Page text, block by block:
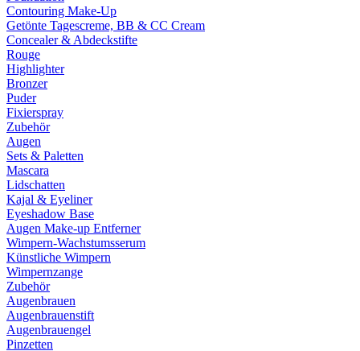
Contouring Make-Up
Getönte Tagescreme, BB & CC Cream
Concealer & Abdeckstifte
Rouge
Highlighter
Bronzer
Puder
Fixierspray
Zubehör
Augen
Sets & Paletten
Mascara
Lidschatten
Kajal & Eyeliner
Eyeshadow Base
Augen Make-up Entferner
Wimpern-Wachstumsserum
Künstliche Wimpern
Wimpernzange
Zubehör
Augenbrauen
Augenbrauenstift
Augenbrauengel
Pinzetten